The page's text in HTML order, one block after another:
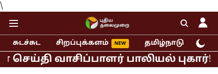
\
சுடச்சுட சிறப்புக்களம் தமிழ்நாடு
பாலியல் புகார்!